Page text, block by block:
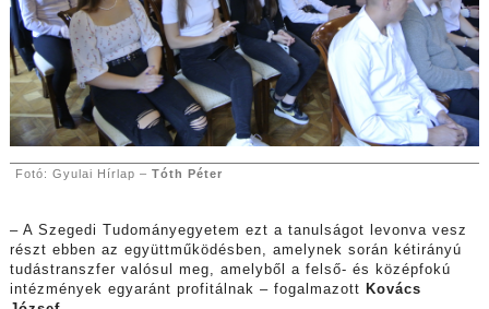
Fotó: Gyulai Hírlap – Tóth Péter
– A Szegedi Tudományegyetem ezt a tanulságot levonva vesz
részt ebben az együttműködésben, amelynek során kétirányú
tudástranszfer valósul meg, amelyből a felső- és középfokú
intézmények egyaránt profitálnak – fogalmazott Kovács